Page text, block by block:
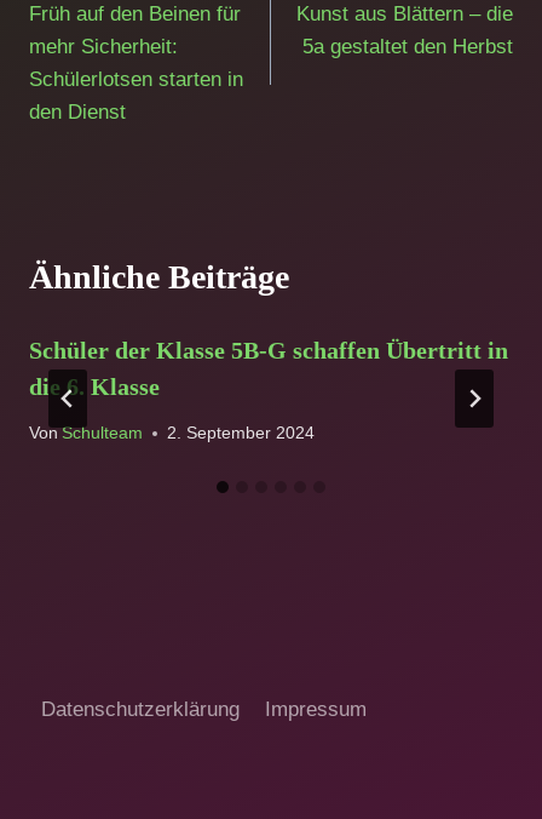
Früh auf den Beinen für
mehr Sicherheit:
Schülerlotsen starten in
den Dienst
Kunst aus Blättern – die
5a gestaltet den Herbst
Ähnliche Beiträge
Schüler der Klasse 5B-G schaffen Übertritt in
die 6. Klasse
Von Schulteam 2. September 2024
Datenschutzerklärung Impressum